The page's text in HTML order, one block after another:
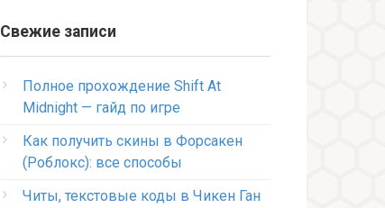
Свежие записи
Полное прохождение Shift At
Midnight — гайд по игре
Как получить скины в Форсакен
(Роблокс): все способы
Читы, текстовые коды в Чикен Ган